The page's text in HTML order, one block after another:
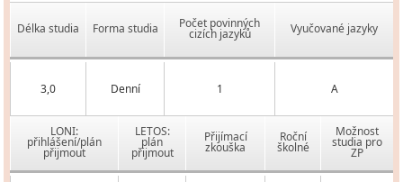
Délka studia Forma studia Počet povinných
cizích jazyků Vyučované jazyky
3,0 Denní 1 A
LONI:
přihlášení/plán
přijmout
LETOS:
plán
přijmout
Přijímací
zkouška
Roční
školné
Možnost
studia pro
ZP